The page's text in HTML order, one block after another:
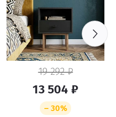
19 292 ₽
13 504 ₽
– 30%